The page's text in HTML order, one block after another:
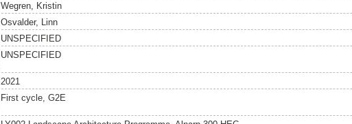
Wegren, Kristin
Osvalder, Linn
UNSPECIFIED
UNSPECIFIED
2021
First cycle, G2E